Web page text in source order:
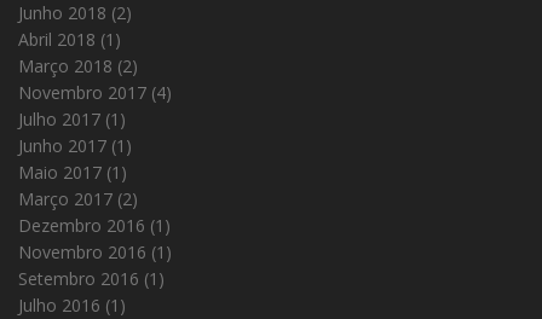
Junho 2018 (2)
Abril 2018 (1)
Março 2018 (2)
Novembro 2017 (4)
Julho 2017 (1)
Junho 2017 (1)
Maio 2017 (1)
Março 2017 (2)
Dezembro 2016 (1)
Novembro 2016 (1)
Setembro 2016 (1)
Julho 2016 (1)